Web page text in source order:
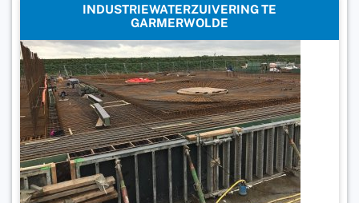
INDUSTRIEWATERZUIVERING TE
GARMERWOLDE